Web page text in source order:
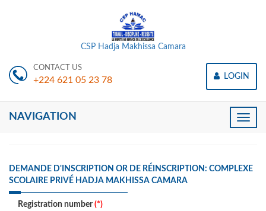
CSP Hadja Makhissa Camara
CONTACT US
+224 621 05 23 78 LOGIN
Toggle
NAVIGATION
DEMANDE D'INSCRIPTION OR DE RÉINSCRIPTION: COMPLEXE
SCOLAIRE PRIVÉ HADJA MAKHISSA CAMARA
Registration number(*)